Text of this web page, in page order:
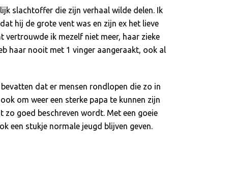
slachtoffer die zijn verhaal wilde delen. Ik
hij de grote vent was en zijn ex het lieve
vertrouwde ik mezelf niet meer, haar zieke
haar nooit met 1 vinger aangeraakt, ook al
dat er mensen rondlopen die zo in
om weer een sterke papa te kunnen zijn
zo goed beschreven wordt. Met een goeie
een stukje normale jeugd blijven geven.